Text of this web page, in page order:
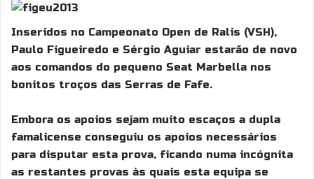
n
m
a
l
Inseridos no Campeonato Open de Ralis (VSH),
Paulo Figueiredo e Sérgio Aguiar estarão de novo
aos comandos do pequeno Seat Marbella nos
bonitos troços das Serras de Fafe.
Embora os apoios sejam muito escaços a dupla
famalicense conseguiu os apoios necessários
para disputar esta prova, ficando numa incógnita
as restantes provas às quais esta equipa se